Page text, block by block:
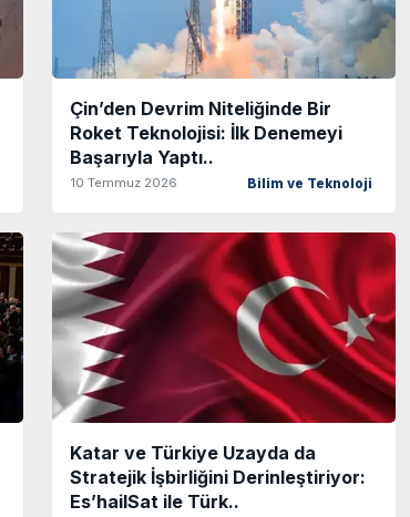
Çin’den Devrim Niteliğinde Bir
Roket Teknolojisi: İlk Denemeyi
Başarıyla Yaptı..
10 Temmuz 2026 Bilim ve Teknoloji
Katar ve Türkiye Uzayda da
Stratejik İşbirliğini Derinleştiriyor:
Es’hailSat ile Türk..